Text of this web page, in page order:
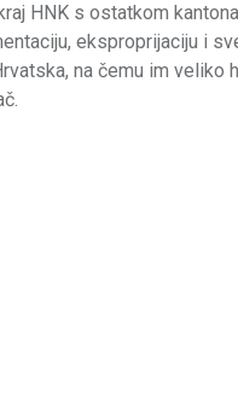
HNK s ostatkom
eksproprijaciju i
na čemu im